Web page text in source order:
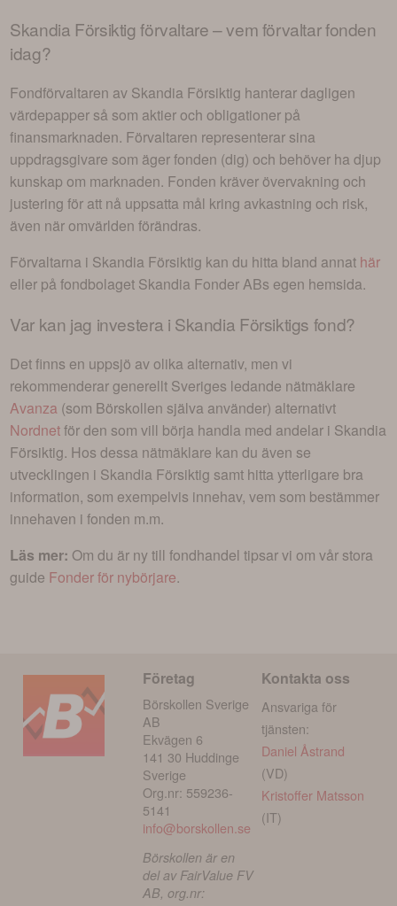
Skandia Försiktig förvaltare – vem förvaltar fonden
idag?
Fondförvaltaren av Skandia Försiktig hanterar dagligen
värdepapper så som aktier och obligationer på
finansmarknaden. Förvaltaren representerar sina
uppdragsgivare som äger fonden (dig) och behöver ha djup
kunskap om marknaden. Fonden kräver övervakning och
justering för att nå uppsatta mål kring avkastning och risk,
även när omvärlden förändras.
Förvaltarna i Skandia Försiktig kan du hitta bland annat här
eller på fondbolaget Skandia Fonder ABs egen hemsida.
Var kan jag investera i Skandia Försiktigs fond?
Det finns en uppsjö av olika alternativ, men vi
rekommenderar generellt Sveriges ledande nätmäklare
Avanza (som Börskollen själva använder) alternativt
Nordnetför den som vill börja handla med andelar i Skandia
Försiktig. Hos dessa nätmäklare kan du även se
utvecklingen i Skandia Försiktig samt hitta ytterligare bra
information, som exempelvis innehav, vem som bestämmer
innehaven i fonden m.m.
Läs mer: Om du är ny till fondhandel tipsar vi om vår stora
guide Fonder för nybörjare.
Företag
Börskollen Sverige
AB
Ekvägen 6
141 30 Huddinge
Sverige
Org.nr: 559236-
5141
info@borskollen.se
Börskollen är en
del av FairValue FV
AB, org.nr:
Kontakta oss
Ansvariga för
tjänsten:
Daniel Åstrand
(VD)
Kristoffer Matsson
(IT)